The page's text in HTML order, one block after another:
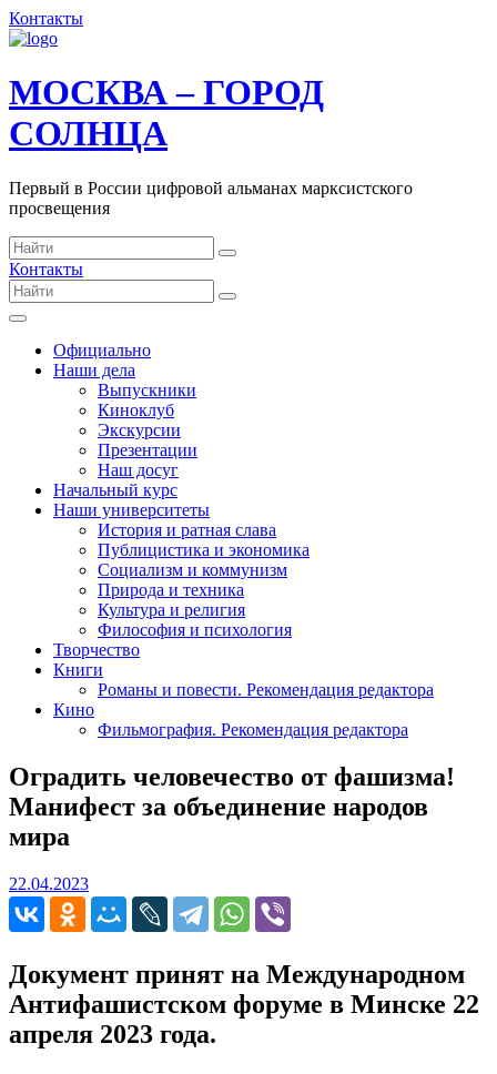
Контакты
МОСКВА – ГОРОД
СОЛНЦА
Первый в России цифровой альманах марксистского
просвещения
Контакты
Официально
Наши дела
Выпускники
Киноклуб
Экскурсии
Презентации
Наш досуг
Начальный курс
Наши университеты
История и ратная слава
Публицистика и экономика
Социализм и коммунизм
Природа и техника
Культура и религия
Философия и психология
Творчество
Книги
Романы и повести. Рекомендация редактора
Кино
Фильмография. Рекомендация редактора
Оградить человечество от фашизма!
Манифест за объединение народов
мира
22.04.202322.04.2023
Документ принят на Международном
Антифашистском форуме в Минске 22
апреля 2023 года.